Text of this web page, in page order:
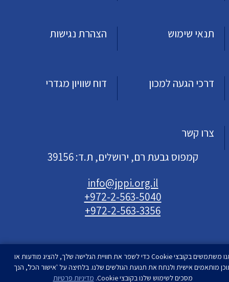
תנאי שימוש הצהרת נגישות
דרכי הגעה למכון דוח שוויון מגדרי
צרו קשר
קמפוס גבעת רם, ירושלים, ת.ד: 39156
info@jppi.org.il
+972-2-563-5040
+972-2-563-3356
אנו משתמשים בקובצי Cookie כדי לשפר את חוויית הגלישה שלך, להציג מודעות או
מותאמים אישית ולנתח את תנועת הגולשים שלנו. בלחיצה על 'אישור הכל', הנך
מסכים לשימוש שלנו בקובצי Cookie.
מדיניות פרטיות